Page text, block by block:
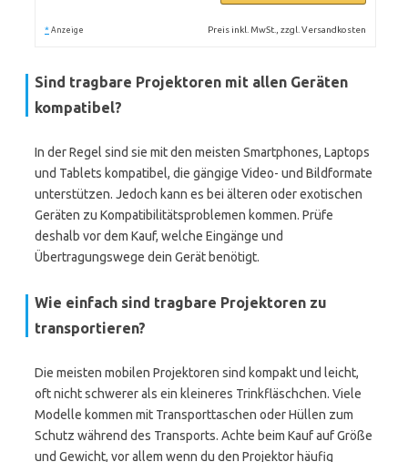
* Anzeige Preis inkl. MwSt., zzgl. Versandkosten
Sind tragbare Projektoren mit allen Geräten
kompatibel?
In der Regel sind sie mit den meisten Smartphones, Laptops
und Tablets kompatibel, die gängige Video- und Bildformate
unterstützen. Jedoch kann es bei älteren oder exotischen
Geräten zu Kompatibilitätsproblemen kommen. Prüfe
deshalb vor dem Kauf, welche Eingänge und
Übertragungswege dein Gerät benötigt.
Wie einfach sind tragbare Projektoren zu
transportieren?
Die meisten mobilen Projektoren sind kompakt und leicht,
oft nicht schwerer als ein kleineres Trinkfläschchen. Viele
Modelle kommen mit Transporttaschen oder Hüllen zum
Schutz während des Transports. Achte beim Kauf auf Größe
und Gewicht, vor allem wenn du den Projektor häufig